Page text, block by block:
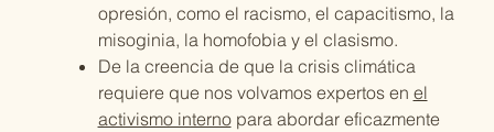
opresión, como el racismo, el capacitismo, la
misoginia, la homofobia y el clasismo.
De la creencia de que la crisis climática
requiere que nos volvamos expertos en el
activismo internopara abordar eficazmente